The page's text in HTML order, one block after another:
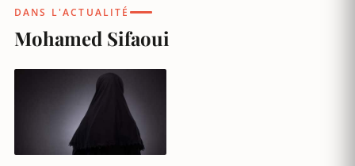
DANS L'ACTUALITÉ
Mohamed Sifaoui